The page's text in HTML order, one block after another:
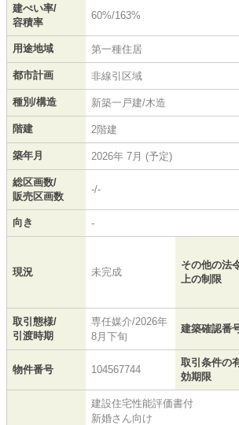
建ぺい率/
容積率
60%/163%
用途地域 第一種住居
都市計画 非線引区域
種別/構造 新築一戸建/木造
階建 2階建
築年月 2026年 7月 (予定)
総区画数/
販売区画数
-/-
向き -
現況 未完成
その他の法
上の制限
取引態様/
引渡時期
専任媒介/2026年
8月下旬
建築確認番
物件番号 104567744
取引条件の
効期限
建設住宅性能評価書付
新婚さん向け